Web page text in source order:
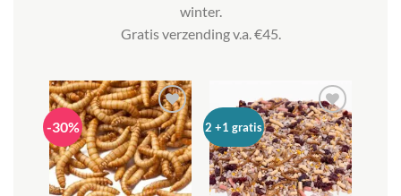
winter.
Gratis verzending v.a. €45.
-30%
Toevoegen
aan
verlanglijst
2 +1 gratis
Toevoegen
aan
verlanglijst